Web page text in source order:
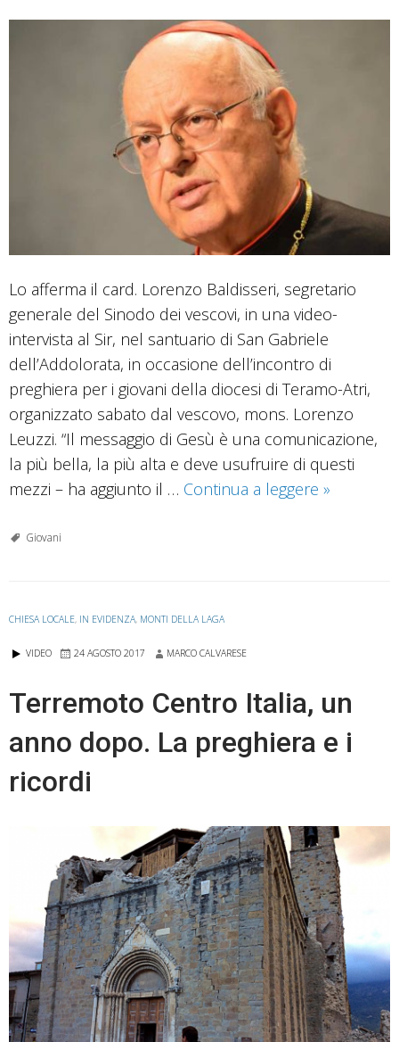
Lo afferma il card. Lorenzo Baldisseri, segretario
generale del Sinodo dei vescovi, in una video-
intervista al Sir, nel santuario di San Gabriele
dell’Addolorata, in occasione dell’incontro di
preghiera per i giovani della diocesi di Teramo-Atri,
organizzato sabato dal vescovo, mons. Lorenzo
Leuzzi. “Il messaggio di Gesù è una comunicazione,
la più bella, la più alta e deve usufruire di questi
mezzi – ha aggiunto il … Continua a leggere Sinodo.
/
VIDEO
»
Giovani
CHIESA LOCALE, IN EVIDENZA, MONTI DELLA LAGA
VIDEO 24 AGOSTO 2017 MARCO CALVARESE
Terremoto Centro Italia, un
anno dopo. La preghiera e i
ricordi